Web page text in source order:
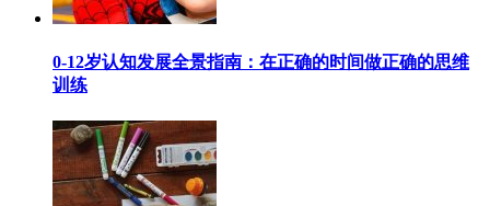
0-12岁认知发展全景指南：在正确的时间做正确的思维
训练